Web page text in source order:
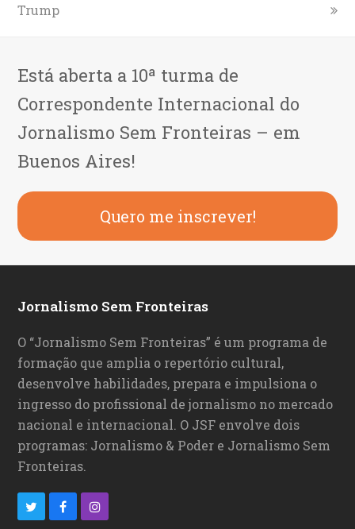
Trump
Está aberta a 10ª turma de
Correspondente Internacional do
Jornalismo Sem Fronteiras – em
Buenos Aires!
Quero me inscrever!
Jornalismo Sem Fronteiras
O “Jornalismo Sem Fronteiras” é um programa de
formação que amplia o repertório cultural,
desenvolve habilidades, prepara e impulsiona o
ingresso do profissional de jornalismo no mercado
nacional e internacional. O JSF envolve dois
programas: Jornalismo & Poder e Jornalismo Sem
Fronteiras.
I